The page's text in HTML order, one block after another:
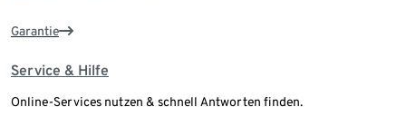
Garantie
Service & Hilfe
Online-Services nutzen & schnell Antworten finden.